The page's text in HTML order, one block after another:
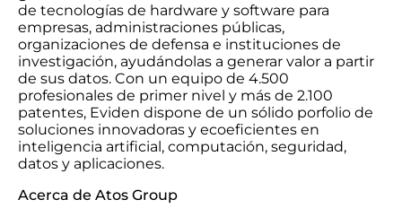
de tecnologías de hardware y software para
empresas, administraciones públicas,
organizaciones de defensa e instituciones de
investigación, ayudándolas a generar valor a partir
de sus datos. Con un equipo de 4.500
profesionales de primer nivel y más de 2.100
patentes, Eviden dispone de un sólido porfolio de
soluciones innovadoras y ecoeficientes en
inteligencia artificial, computación, seguridad,
datos y aplicaciones.
Acerca de Atos Group